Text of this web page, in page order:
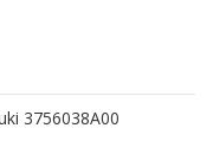
3756038A00